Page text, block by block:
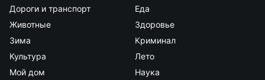
Дороги и транспорт
Еда
Животные
Здоровье
Зима
Криминал
Культура
Лето
Мой дом
Наука